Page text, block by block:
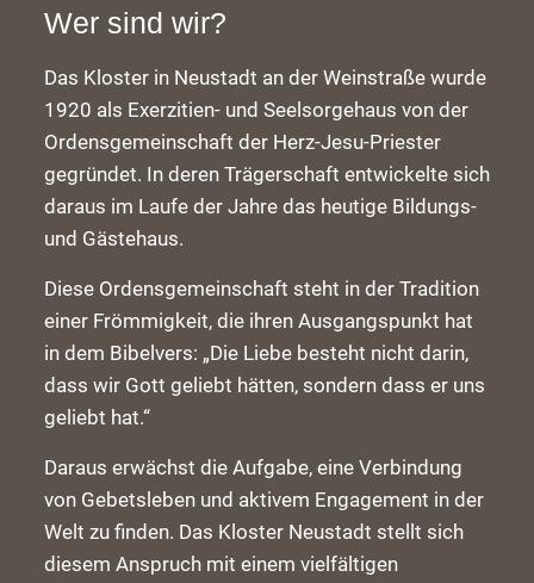
Wer sind wir?
Das Kloster in Neustadt an der Weinstraße wurde
1920 als Exerzitien- und Seelsorgehaus von der
Ordensgemeinschaft der Herz-Jesu-Priester
gegründet. In deren Trägerschaft entwickelte sich
daraus im Laufe der Jahre das heutige Bildungs-
und Gästehaus.
Diese Ordensgemeinschaft steht in der Tradition
einer Frömmigkeit, die ihren Ausgangspunkt hat
in dem Bibelvers: „Die Liebe besteht nicht darin,
dass wir Gott geliebt hätten, sondern dass er uns
geliebt hat.“
Daraus erwächst die Aufgabe, eine Verbindung
von Gebetsleben und aktivem Engagement in der
Welt zu finden. Das Kloster Neustadt stellt sich
diesem Anspruch mit einem vielfältigen